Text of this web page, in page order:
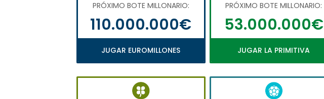
PRÓXIMO BOTE MILLONARIO:
110.000.000€
JUGAR EUROMILLONES
PRÓXIMO BOTE MILLONARIO:
53.000.000€
JUGAR LA PRIMITIVA